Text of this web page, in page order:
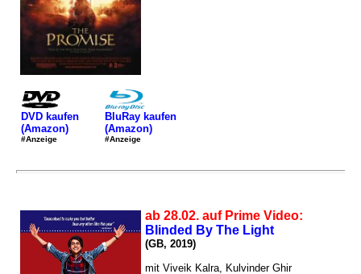
DVD kaufen
(Amazon)
#Anzeige
BluRay kaufen
(Amazon)
#Anzeige
ab 28.02. auf Prime Video:
Blinded By The Light
(GB, 2019)
mit Viveik Kalra, Kulvinder Ghir